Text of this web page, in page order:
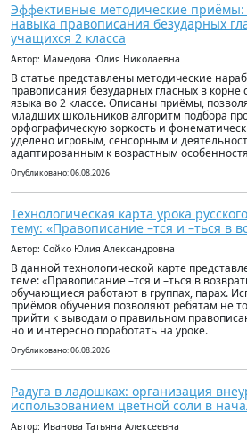
Эффективные методические
навыка правописания безударных
учащихся 2 класса
Автор: Мамедова Юлия Николаевна
В статье представлены методические
правописания безударных гласных в корне
языка во 2 классе. Описаны приёмы,
младших школьников алгоритм подбора
орфографическую зоркость и
уделено игровым, сенсорным и
адаптированным к возрастным
Опубликовано: 06.08.2026
Технологическая карта урока
тему: «Правописание –тся и –ться в
Автор: Сойко Юлия Александровна
В данной технологической карте
теме: «Правописание –тся и –ться в
обучающиеся работают в группах, парах.
приёмов обучения позволяют ребятам не
прийти к выводам о правильном
но и интересно поработать на уроке.
Опубликовано: 06.08.2026
Радуга в ладошках: организация
использованием цветной соли в
Автор: Иванова Татьяна Алексеевна